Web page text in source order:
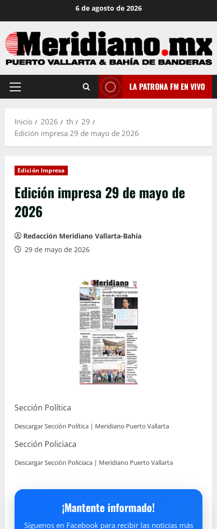
contenido
6 de agosto de 2026
Menú
LA PATRONA FM EN VIVO
Inicio 2026 th
29
Edición impresa 29 de mayo de 2026
Edición Impresa
Edición impresa 29 de mayo de
2026
Redacción Meridiano Vallarta-Bahía
29 de mayo de 2026
Sección Política
Descargar Sección Política | Meridiano Puerto Vallarta
Sección Policiaca
Descargar Sección Policiaca | Meridiano Puerto Vallarta
¡Mantente informado!
Síguenos en Facebook para recibir las noticias más